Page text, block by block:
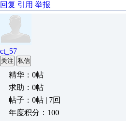
回复 引用 举报
ct_57
关注 私信
精华：0帖
求助：0帖
帖子：0帖 | 7回
年度积分：100